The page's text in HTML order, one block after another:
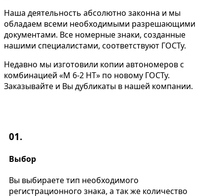
Наша деятельность абсолютно законна и мы
обладаем всеми необходимыми разрешающими
документами. Все номерные знаки, созданные
нашими специалистами, соответствуют ГОСТу.
Недавно мы изготовили копии автономеров с
комбинацией «М 6-2 НТ» по новому ГОСТу.
Заказывайте и Вы дубликаты в нашей компании.
01.
Выбор
Вы выбираете тип необходимого
регистрационного знака, а так же количество